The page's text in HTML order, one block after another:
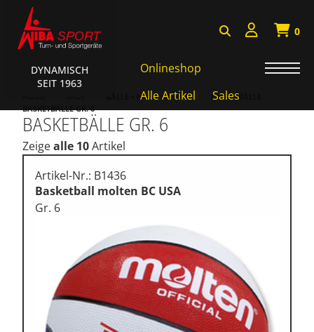
DYNAMISCH
SEIT 1963
0
Onlineshop
Alle Artikel
Sales
AKTIONEN • WIBA SPORT
Badminton • Faustball
Cube Sports
Fitness • Funktional Training
Fussball • Handballtore
Hockey • Tchouk • Funball
Kampfsport
BÄLLE • BALLZUBEHÖR
BASKETBÄLLE
BASKETBÄLLE GR. 6
BASKETBÄLLE GR. 6
Zeigealle 10Artikel
Artikel-Nr.: B1436
Basketball molten BC USA
Gr. 6